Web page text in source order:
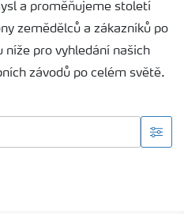
a proměňujeme století
zemědělců a zákazníků po
pro vyhledání našich
závodů po celém světě.